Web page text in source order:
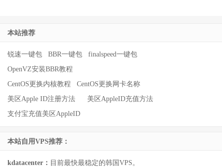
本站推荐
锐速一键包 BBR一键包
finalspeed一键包
OpenVZ安装BBR教程
CentOS更换内核教程
CentOS更换网卡名称
美区Apple ID注册方法
美区AppleID充值方法
支付宝充值美区AppleID
本站自用VPS推荐：
kdatacenter： 目前最快最稳定的韩国VPS。